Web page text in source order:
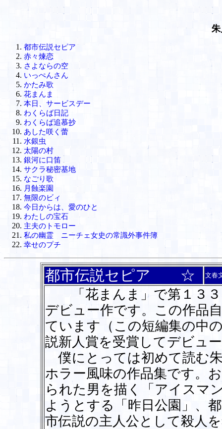
都市伝説セピア
赤々煉恋
さよならの空
いっぺんさん
かたみ歌
花まんま
本日、サービスデー
わくらば日記
わくらば追慕抄
あした咲く蕾
水銀虫
太陽の村
銀河に口笛
サクラ秘密基地
なごり歌
月蝕楽園
無限のビィ
今日からは、愛のひと
わたしの宝石
主夫のトモロー
私の幽霊 ニーチェ女史の常識外事件簿
幸せのプチ
都市伝説セピア ☆ 文春
「花まんま」で第１３３
デビュー作です。この作品
ています（この短編集の中
説新人賞を受賞してデビュ
僕にとっては初めて読む
ホラー風味の作品集です。
られた男を描く「アイスマ
ようとする「昨日公園」、
市伝説の主人公として殺人